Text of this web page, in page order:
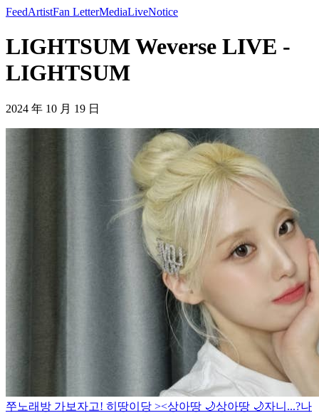
FeedArtistFan LetterMediaLiveNotice
LIGHTSUM Weverse LIVE -
LIGHTSUM
2024 年 10 月 19 日
쭈노래방 가보자고! 히땅이당 ><상아땅 🌙상아땅 🌙자니...?나